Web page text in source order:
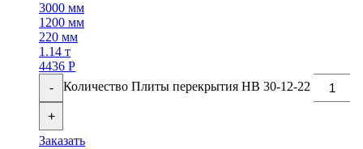
3000 мм
1200 мм
220 мм
1.14 т
4436 Р
-
Количество Плиты перекрытия НВ 30-12-22
+
Заказать